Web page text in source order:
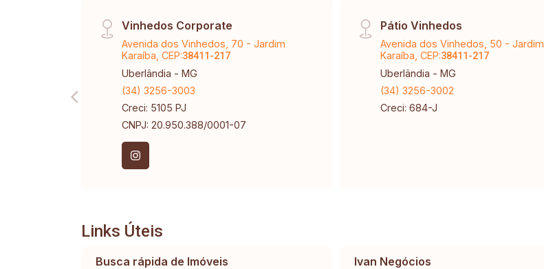
Vinhedos Corporate
Avenida dos Vinhedos, 70 - Jardim
Karaíba, CEP:38411-217
Uberlândia - MG
(34) 3256-3003
Creci: 5105 PJ
CNPJ: 20.950.388/0001-07
Pátio Vinhedos
Avenida dos Vinhedos, 50 - Jardim
Karaíba, CEP:38411-217
Uberlândia - MG
(34) 3256-3002
Creci: 684-J
Links Úteis
Busca rápida de Imóveis Ivan Negócios